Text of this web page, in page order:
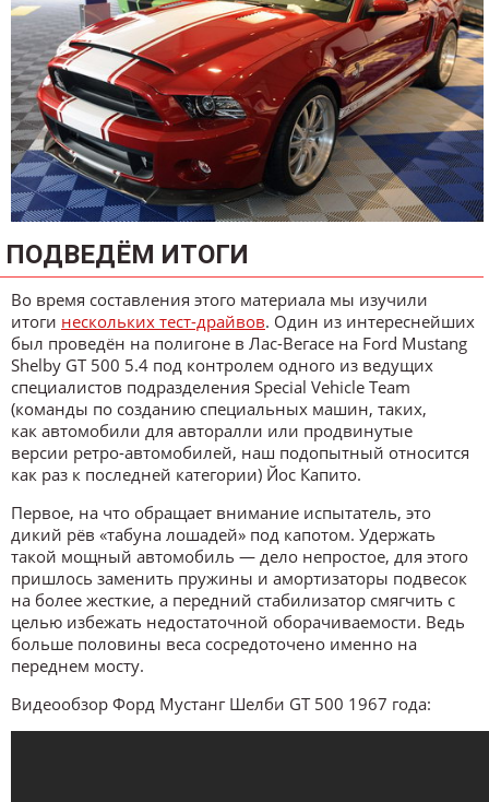
ПОДВЕДЁМ ИТОГИ
Во время составления этого материала мы изучили
итоги нескольких тест-драйвов. Один из интереснейших
был проведён на полигоне в Лас-Вегасе на Ford Mustang
Shelby GT 500 5.4 под контролем одного из ведущих
специалистов подразделения Special Vehicle Team
(команды по созданию специальных машин, таких,
как автомобили для авторалли или продвинутые
версии ретро-автомобилей, наш подопытный относится
как раз к последней категории) Йос Капито.
Первое, на что обращает внимание испытатель, это
дикий рёв «табуна лошадей» под капотом. Удержать
такой мощный автомобиль — дело непростое, для этого
пришлось заменить пружины и амортизаторы подвесок
на более жесткие, а передний стабилизатор смягчить с
целью избежать недостаточной оборачиваемости. Ведь
больше половины веса сосредоточено именно на
переднем мосту.
Видеообзор Форд Мустанг Шелби GT 500 1967 года: